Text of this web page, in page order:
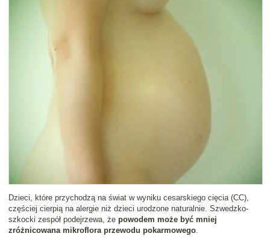
Dzieci, które przychodzą na świat w wyniku cesarskiego cięcia (CC),
częściej cierpią na alergie niż dzieci urodzone naturalnie. Szwedzko-
szkocki zespół podejrzewa, że powodem może być mniej
zróżnicowana mikroflora przewodu pokarmowego.